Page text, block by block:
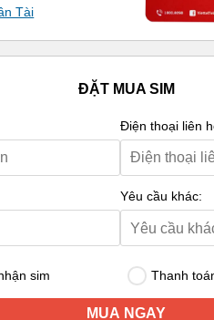
Tài
ĐẶT MUA SIM
Điện thoại liên
Yêu cầu khác:
sim Thanh
MUA NGAY